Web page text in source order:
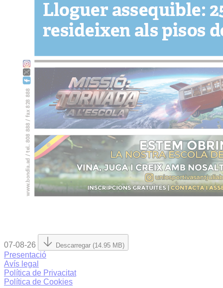
07-08-26 Descarregar (14.95 MB)
Presentació
Avís legal
Política de Privacitat
Política de Cookies